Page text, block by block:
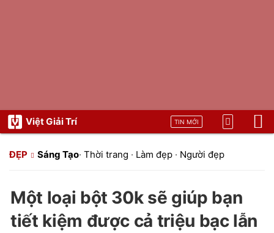
Việt Giải Trí TIN MỚI
ĐẸP Sáng Tạo· Thời trang · Làm đẹp · Người đẹp
Một loại bột 30k sẽ giúp bạn
tiết kiệm được cả triệu bạc lẫn